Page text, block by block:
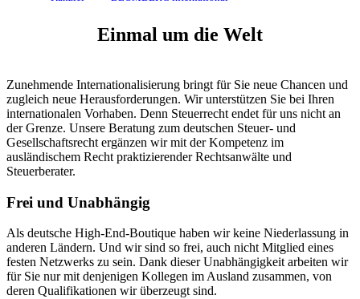
Einmal um die Welt
Zunehmende Internationalisierung bringt für Sie neue Chancen und
zugleich neue Herausforderungen. Wir unterstützen Sie bei Ihren
internationalen Vorhaben. Denn Steuerrecht endet für uns nicht an
der Grenze. Unsere Beratung zum deutschen Steuer- und
Gesellschaftsrecht ergänzen wir mit der Kompetenz im
ausländischem Recht praktizierender Rechtsanwälte und
Steuerberater.
Frei und Unabhängig
Als deutsche High-End-Boutique haben wir keine Niederlassung in
anderen Ländern. Und wir sind so frei, auch nicht Mitglied eines
festen Netzwerks zu sein. Dank dieser Unabhängigkeit arbeiten wir
für Sie nur mit denjenigen Kollegen im Ausland zusammen, von
deren Qualifikationen wir überzeugt sind.